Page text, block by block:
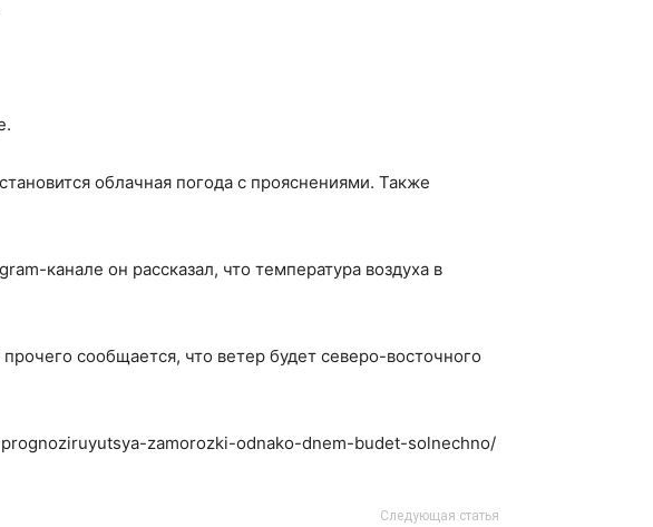
облачная погода с прояснениями. Также
канале он рассказал, что температура воздуха в
сообщается, что ветер будет северо-восточного
zamorozki-odnako-dnem-budet-solnechno/
Следующая статья